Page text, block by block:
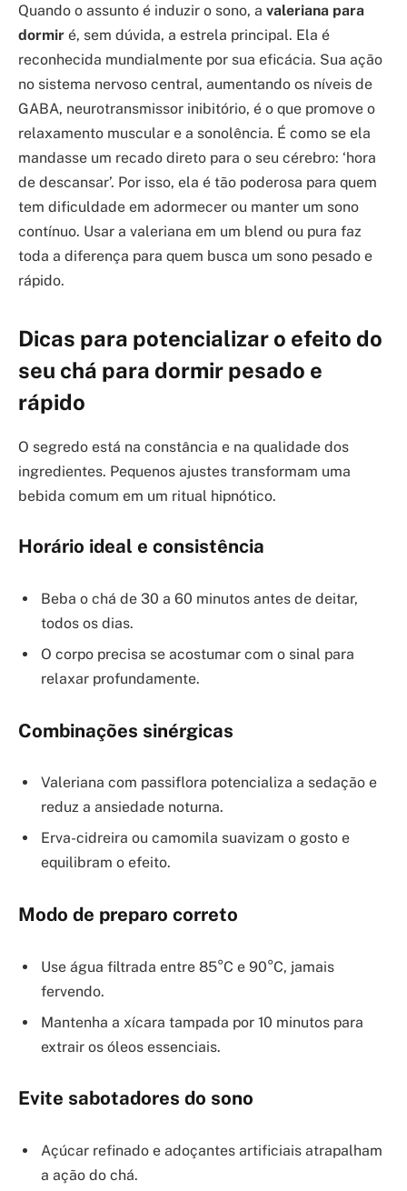
Quando o assunto é induzir o sono, a valeriana para
dormir é, sem dúvida, a estrela principal. Ela é
reconhecida mundialmente por sua eficácia. Sua ação
no sistema nervoso central, aumentando os níveis de
GABA, neurotransmissor inibitório, é o que promove o
relaxamento muscular e a sonolência. É como se ela
mandasse um recado direto para o seu cérebro: ‘hora
de descansar’. Por isso, ela é tão poderosa para quem
tem dificuldade em adormecer ou manter um sono
contínuo. Usar a valeriana em um blend ou pura faz
toda a diferença para quem busca um sono pesado e
rápido.
Dicas para potencializar o efeito do
seu chá para dormir pesado e
rápido
O segredo está na constância e na qualidade dos
ingredientes. Pequenos ajustes transformam uma
bebida comum em um ritual hipnótico.
Horário ideal e consistência
Beba o chá de 30 a 60 minutos antes de deitar,
todos os dias.
O corpo precisa se acostumar com o sinal para
relaxar profundamente.
Combinações sinérgicas
Valeriana com passiflora potencializa a sedação e
reduz a ansiedade noturna.
Erva-cidreira ou camomila suavizam o gosto e
equilibram o efeito.
Modo de preparo correto
Use água filtrada entre 85°C e 90°C, jamais
fervendo.
Mantenha a xícara tampada por 10 minutos para
extrair os óleos essenciais.
Evite sabotadores do sono
Açúcar refinado e adoçantes artificiais atrapalham
a ação do chá.